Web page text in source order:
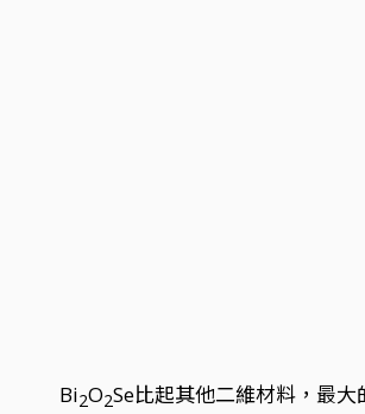
Bi2O2Se比起其他二維材料，最